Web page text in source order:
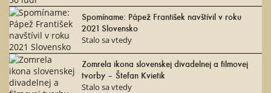
Spomíname: Pápež František navštívil v roku
2021 Slovensko
Stalo sa vtedy
Zomrela ikona slovenskej divadelnej a filmovej
tvorby – Štefan Kvietik
Stalo sa vtedy